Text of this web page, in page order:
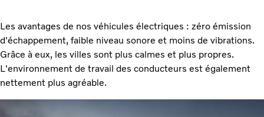
Les avantages de nos véhicules électriques : zéro émission
d'échappement, faible niveau sonore et moins de vibrations.
Grâce à eux, les villes sont plus calmes et plus propres.
L'environnement de travail des conducteurs est également
nettement plus agréable.